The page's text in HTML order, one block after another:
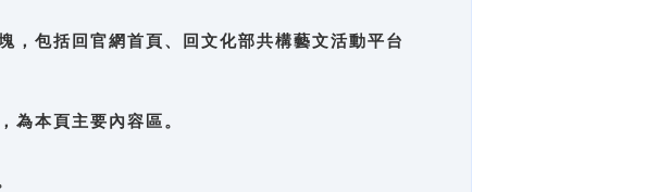
括回官網首頁、回文化部共構藝文活動平台
本頁主要內容區。